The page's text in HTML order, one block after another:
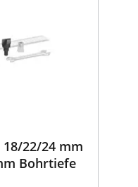
22/24 mm
Bohrtiefe